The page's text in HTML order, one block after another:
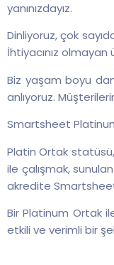
yanınızdayız.
Dinliyoruz, çok
İhtiyacınız
Biz yaşam boyu
anlıyoruz.
Smartsheet
Platin Ortak
ile çalışmak,
akredite Smartsheet
Bir Platinum Ortak
etkili ve verimli bir